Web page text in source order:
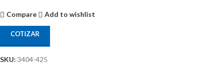
Compare Add to wishlist
COTIZAR
SKU: 3404-425